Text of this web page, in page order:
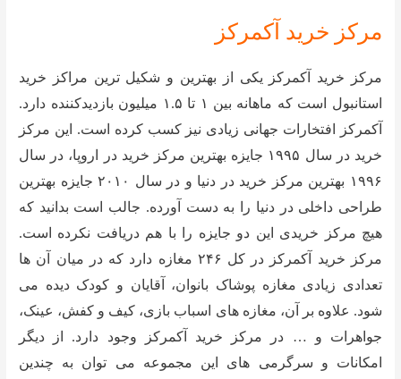
مرکز خرید آکمرکز
مرکز خرید آکمرکز یکی از بهترین و شکیل ترین مراکز خرید
استانبول است که ماهانه بین ۱ تا ۱.۵ میلیون بازدیدکننده دارد.
آکمرکز افتخارات جهانی زیادی نیز کسب کرده است. این مرکز
خرید در سال ۱۹۹۵ جایزه بهترین مرکز خرید در اروپا، در سال
۱۹۹۶ بهترین مرکز خرید در دنیا و در سال ۲۰۱۰ جایزه بهترین
طراحی داخلی در دنیا را به دست آورده. جالب است بدانید که
هیچ مرکز خریدی این دو جایزه را با هم دریافت نکرده است.
مرکز خرید آکمرکز در کل ۲۴۶ مغازه دارد که در میان آن ها
تعدادی زیادی مغازه پوشاک بانوان، آقایان و کودک دیده می
شود. علاوه بر آن، مغازه های اسباب بازی، کیف و کفش، عینک،
جواهرات و … در مرکز خرید آکمرکز وجود دارد. از دیگر
امکانات و سرگرمی های این مجموعه می توان به چندین